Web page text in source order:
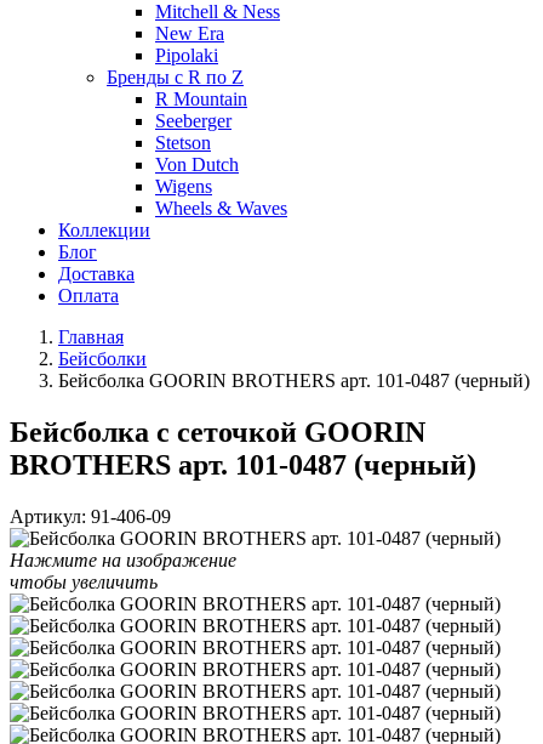
Mitchell & Ness
New Era
Pipolaki
Бренды с R по Z
R Mountain
Seeberger
Stetson
Von Dutch
Wigens
Wheels & Waves
Коллекции
Блог
Доставка
Оплата
Главная
Бейсболки
Бейсболка GOORIN BROTHERS арт. 101-0487 (черный)
Бейсболка с сеточкой GOORIN
BROTHERS арт. 101-0487 (черный)
Артикул: 91-406-09
Нажмите на изображение
чтобы увеличить